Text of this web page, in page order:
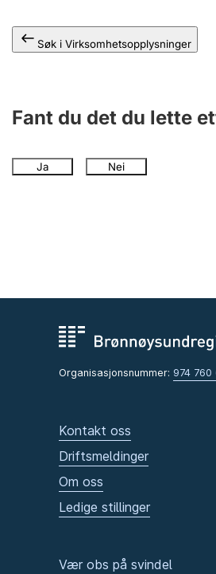
Søk i Virksomhetsopplysninger
Fant du det du lette
Ja Nei
Organisasjonsnummer: 974 760
Kontakt oss
Driftsmeldinger
Om oss
Ledige stillinger
Vær obs på svindel